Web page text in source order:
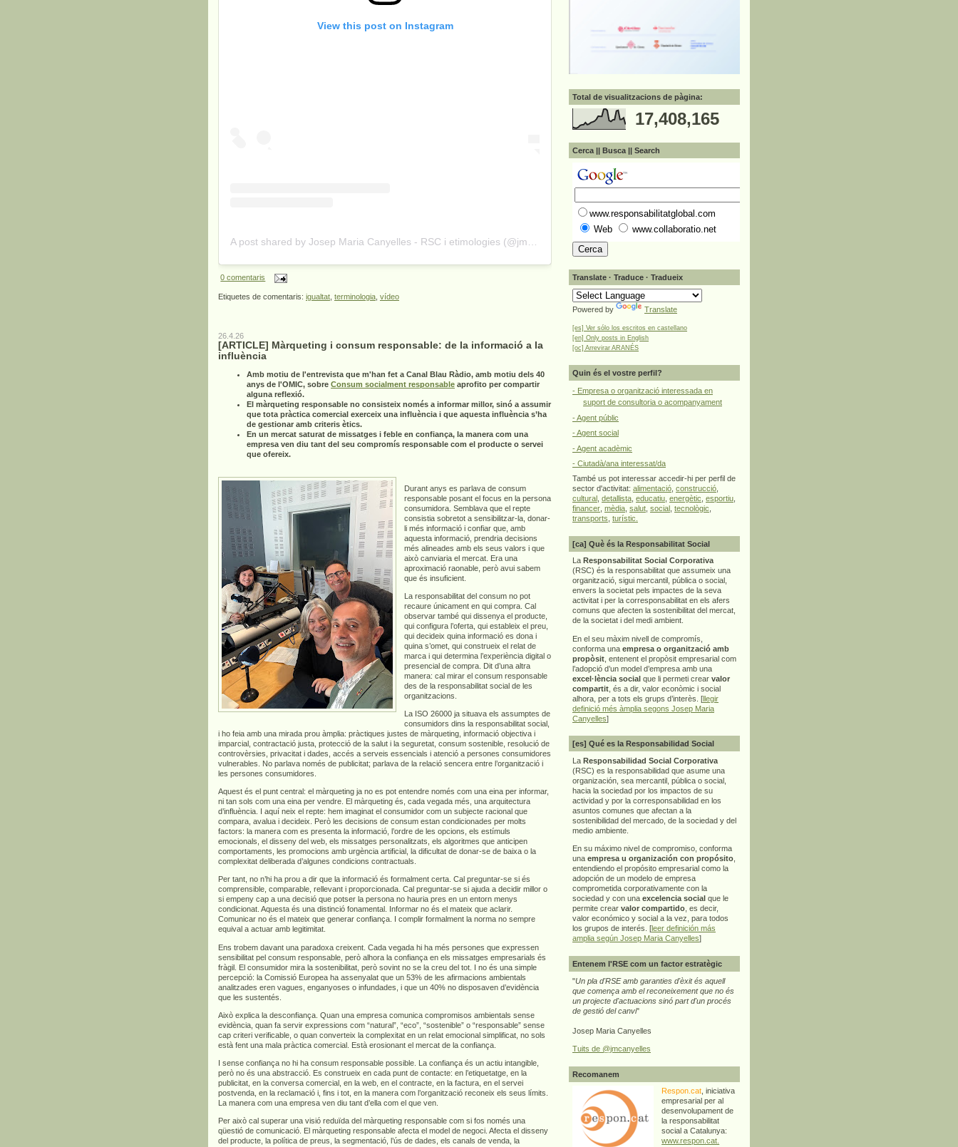
View this post on Instagram
A post shared by Josep Maria Canyelles - RSC i etimologies (@jmcanyelles)
0 comentaris
Etiquetes de comentaris: igualtat terminologia vídeo
26.4.26
[ARTICLE] Màrqueting i consum responsable: de la informació a la
influència
Amb motiu de l'entrevista que m'han fet a Canal Blau Ràdio, amb motiu dels 40
anys de l'OMIC, sobre Consum socialment responsable aprofito per compartir
alguna reflexió.
El màrqueting responsable no consisteix només a informar millor, sinó a assumir
que tota pràctica comercial exerceix una influència i que aquesta influència s’ha
de gestionar amb criteris ètics.
En un mercat saturat de missatges i feble en confiança, la manera com una
empresa ven diu tant del seu compromís responsable com el producte o servei
que ofereix.
Durant anys es parlava de consum
responsable posant el focus en la persona
consumidora. Semblava que el repte
consistia sobretot a sensibilitzar-la, donar-
li més informació i confiar que, amb
aquesta informació, prendria decisions
més alineades amb els seus valors i que
això canviaria el mercat. Era una
aproximació raonable, però avui sabem
que és insuficient.
La responsabilitat del consum no pot
recaure únicament en qui compra. Cal
observar també qui dissenya el producte,
qui configura l’oferta, qui estableix el preu,
qui decideix quina informació es dona i
quina s’omet, qui construeix el relat de
marca i qui determina l’experiència digital o
presencial de compra. Dit d’una altra
manera: cal mirar el consum responsable
des de la responsabilitat social de les
organitzacions.
La ISO 26000 ja situava els assumptes de
consumidors dins la responsabilitat social,
i ho feia amb una mirada prou àmplia: pràctiques justes de màrqueting, informació objectiva i
imparcial, contractació justa, protecció de la salut i la seguretat, consum sostenible, resolució de
controvèrsies, privacitat i dades, accés a serveis essencials i atenció a persones consumidores
vulnerables. No parlava només de publicitat; parlava de la relació sencera entre l’organització i
les persones consumidores.
Aquest és el punt central: el màrqueting ja no es pot entendre només com una eina per informar,
ni tan sols com una eina per vendre. El màrqueting és, cada vegada més, una arquitectura
d’influència. I aquí neix el repte: hem imaginat el consumidor com un subjecte racional que
compara, avalua i decideix. Però les decisions de consum estan condicionades per molts
factors: la manera com es presenta la informació, l’ordre de les opcions, els estímuls
emocionals, el disseny del web, els missatges personalitzats, els algoritmes que anticipen
comportaments, les promocions amb urgència artificial, la dificultat de donar-se de baixa o la
complexitat deliberada d’algunes condicions contractuals.
Per tant, no n’hi ha prou a dir que la informació és formalment certa. Cal preguntar-se si és
comprensible, comparable, rellevant i proporcionada. Cal preguntar-se si ajuda a decidir millor o
si empeny cap a una decisió que potser la persona no hauria pres en un entorn menys
condicionat. Aquesta és una distinció fonamental. Informar no és el mateix que aclarir.
Comunicar no és el mateix que generar confiança. I complir formalment la norma no sempre
equival a actuar amb legitimitat.
Ens trobem davant una paradoxa creixent. Cada vegada hi ha més persones que expressen
sensibilitat pel consum responsable, però alhora la confiança en els missatges empresarials és
fràgil. El consumidor mira la sostenibilitat, però sovint no se la creu del tot. I no és una simple
percepció: la Comissió Europea ha assenyalat que un 53% de les afirmacions ambientals
analitzades eren vagues, enganyoses o infundades, i que un 40% no disposaven d’evidència
que les sustentés.
Això explica la desconfiança. Quan una empresa comunica compromisos ambientals sense
evidència, quan fa servir expressions com “natural”, “eco”, “sostenible” o “responsable” sense
cap criteri verificable, o quan converteix la complexitat en un relat emocional simplificat, no sols
està fent una mala pràctica comercial. Està erosionant el mercat de la confiança.
I sense confiança no hi ha consum responsable possible. La confiança és un actiu intangible,
però no és una abstracció. Es construeix en cada punt de contacte: en l’etiquetatge, en la
publicitat, en la conversa comercial, en la web, en el contracte, en la factura, en el servei
postvenda, en la reclamació i, fins i tot, en la manera com l’organització reconeix els seus límits.
La manera com una empresa ven diu tant d’ella com el que ven.
Per això cal superar una visió reduïda del màrqueting responsable com si fos només una
qüestió de comunicació. El màrqueting responsable afecta el model de negoci. Afecta el disseny
del producte, la política de preus, la segmentació, l’ús de dades, els canals de venda, la
Total de visualitzacions de pàgina:
17,408,165
Cerca || Busca || Search
www.responsabilitatglobal.com
Web
www.collaboratio.net
Translate · Traduce · Tradueix
Powered by Translate
[es] Ver sólo los escritos en castellano
[en] Only posts in English
[oc] Arrevirar ARANÉS
Quin és el vostre perfil?
- Empresa o organització interessada en
suport de consultoria o acompanyament
- Agent públic
- Agent social
- Agent acadèmic
- Ciutadà/ana interessat/da
També us pot interessar accedir-hi per perfil de
sector d'activitat: alimentació construcció
cultural detallista educatiu energètic esportiu
financer mèdia salut social tecnològic
transports turístic.
[ca] Què és la Responsabilitat Social
La Responsabilitat Social Corporativa
(RSC) és la responsabilitat que assumeix una
organització, sigui mercantil, pública o social,
envers la societat pels impactes de la seva
activitat i per la corresponsabilitat en els afers
comuns que afecten la sostenibilitat del mercat,
de la societat i del medi ambient.
En el seu màxim nivell de compromís,
conforma una empresa o organització amb
propòsit , entenent el propòsit empresarial com
l’adopció d’un model d’empresa amb una
excel·lència social que li permeti crear valor
compartit , és a dir, valor econòmic i social
alhora, per a tots els grups d’interès. [llegir
definició més àmplia segons Josep Maria
Canyelles]
[es] Qué es la Responsabilidad Social
La Responsabilidad Social Corporativa
(RSC) es la responsabilidad que asume una
organización, sea mercantil, pública o social,
hacia la sociedad por los impactos de su
actividad y por la corresponsabilidad en los
asuntos comunes que afectan a la
sostenibilidad del mercado, de la sociedad y del
medio ambiente.
En su máximo nivel de compromiso, conforma
una empresa u organización con propósito
entendiendo el propósito empresarial como la
adopción de un modelo de empresa
comprometida corporativamente con la
sociedad y con una excelencia social que le
permite crear valor compartido , es decir,
valor económico y social a la vez, para todos
los grupos de interés. [leer definición más
amplia según Josep Maria Canyelles]
Entenem l'RSE com un factor estratègic
"Un pla d'RSE amb garanties d'èxit és aquell
que comença amb el reconeixement que no és
un projecte d'actuacions sinó part d'un procés
de gestió del canvi"
Josep Maria Canyelles
Tuits de @jmcanyelles
Recomanem
Respon.cat , iniciativa
empresarial per al
desenvolupament de
la responsabilitat
social a Catalunya:
www.respon.cat.